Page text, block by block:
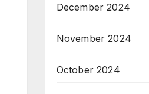
December 2024
November 2024
October 2024